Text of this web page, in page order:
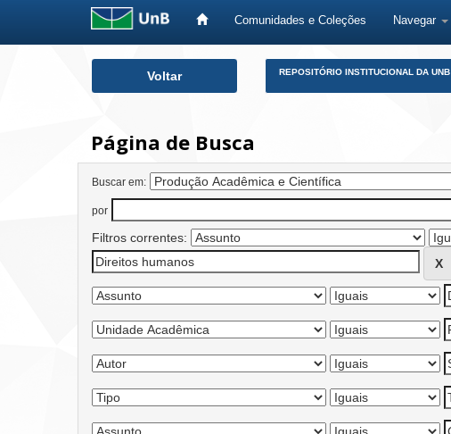
Comunidades e Coleções Navegar
Voltar REPOSITÓRIO INSTITUCIONAL DA UNB
Página de Busca
Buscar em:
por
Filtros correntes: